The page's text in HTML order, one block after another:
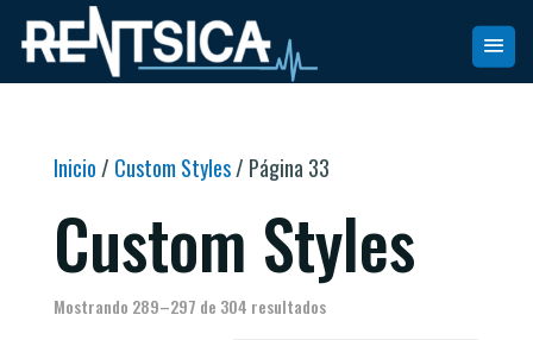
Inicio / Custom Styles/ Página 33
Custom Styles
Mostrando 289–297 de 304 resultados